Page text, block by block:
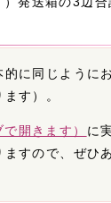
に同じように
す）。
開きます） に
すので、ぜひ